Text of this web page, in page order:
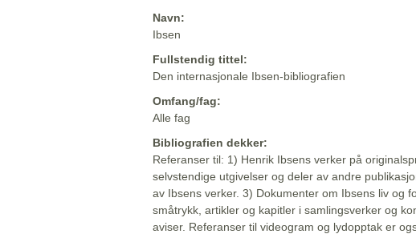
Navn:
Ibsen
Fullstendig tittel:
Den internasjonale Ibsen-bibliografien
Omfang/fag:
Alle fag
Bibliografien dekker:
Referanser til: 1) Henrik Ibsens verker på
selvstendige utgivelser og deler av andre
av Ibsens verker. 3) Dokumenter om Ibsens liv og
småtrykk, artikler og kapitler i samlingsverker og
aviser. Referanser til videogram og lydopptak er